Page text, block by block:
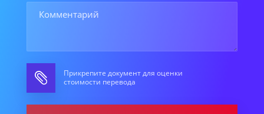
Прикрепите документ для оценки
стоимости перевода